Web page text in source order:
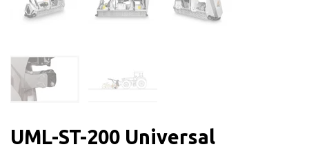
UML-ST-200 Universal